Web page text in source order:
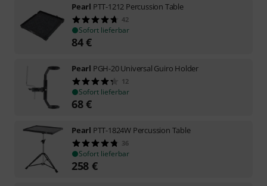
Pearl PTT-1212 Percussion Table
42
Sofort lieferbar
84€
Pearl PGH-20 Universal Guiro Holder
12
Sofort lieferbar
68€
Pearl PTT-1824W Percussion Table
36
Sofort lieferbar
258 €